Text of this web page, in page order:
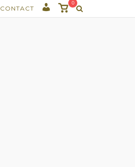
CONTACT
Voir
panier
0